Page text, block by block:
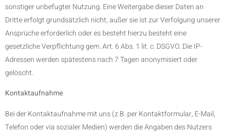
sonstiger unbefugter Nutzung. Eine Weitergabe dieser Daten an
Dritte erfolgt grundsätzlich nicht, außer sie ist zur Verfolgung unserer
Ansprüche erforderlich oder es besteht hierzu besteht eine
gesetzliche Verpflichtung gem. Art. 6 Abs. 1 lit. c. DSGVO. Die IP-
Adressen werden spätestens nach 7 Tagen anonymisiert oder
gelöscht.
Kontaktaufnahme
Bei der Kontaktaufnahme mit uns (z.B. per Kontaktformular, E-Mail,
Telefon oder via sozialer Medien) werden die Angaben des Nutzers